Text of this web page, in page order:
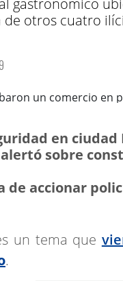
gastronómico
de otros cuatro
en ciudad
sobre
de accionar
un tema que
.